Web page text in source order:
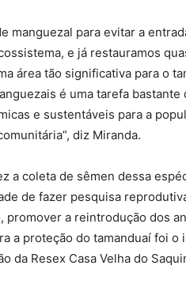
manguezal para evitar a
e já restauramos
área tão significativa para o
é uma tarefa bastante
e sustentáveis para a
diz Miranda.
a coleta de sêmen dessa
de fazer pesquisa
promover a reintrodução dos
a proteção do tamanduaí foi o
da Resex Casa Velha do